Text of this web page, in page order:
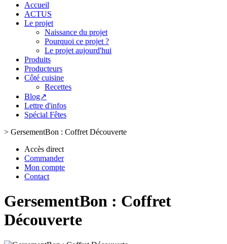
Accueil
ACTUS
Le projet
Naissance du projet
Pourquoi ce projet ?
Le projet aujourd'hui
Produits
Producteurs
Côté cuisine
Recettes
Blog↗
Lettre d'infos
Spécial Fêtes
> GersementBon : Coffret Découverte
Accès direct
Commander
Mon compte
Contact
GersementBon : Coffret
Découverte